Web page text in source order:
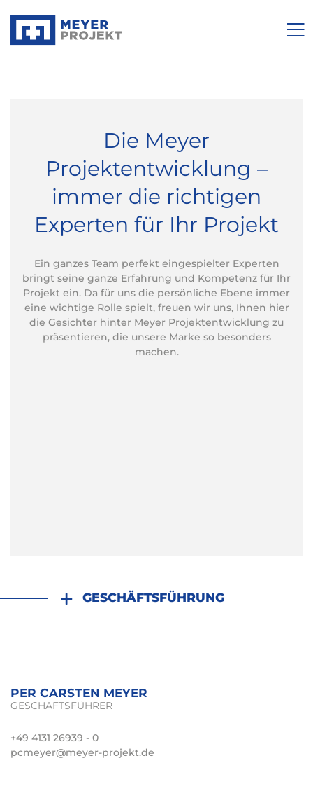
Die Meyer
Projektentwicklung –
immer die richtigen
Experten für Ihr Projekt
Ein ganzes Team perfekt eingespielter Experten
bringt seine ganze Erfahrung und Kompetenz für Ihr
Projekt ein. Da für uns die persönliche Ebene immer
eine wichtige Rolle spielt, freuen wir uns, Ihnen hier
die Gesichter hinter Meyer Projektentwicklung zu
präsentieren, die unsere Marke so besonders
machen.
GESCHÄFTSFÜHRUNG
PER CARSTEN MEYER
GESCHÄFTSFÜHRER
+49 4131 26939 - 0
pcmeyer@meyer-projekt.de